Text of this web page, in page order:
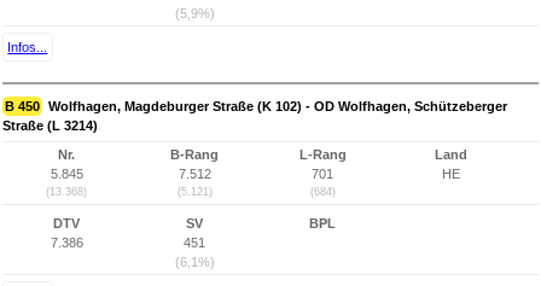
(5,9%)
Infos...
B 450 Wolfhagen, Magdeburger Straße (K 102) - OD Wolfhagen, Schützeberger
Straße (L 3214)
Nr.
5.845
(13.368)
B-Rang
7.512
(5.121)
L-Rang
701
(684)
Land
HE
DTV
7.386
SV
451
(6,1%)
BPL